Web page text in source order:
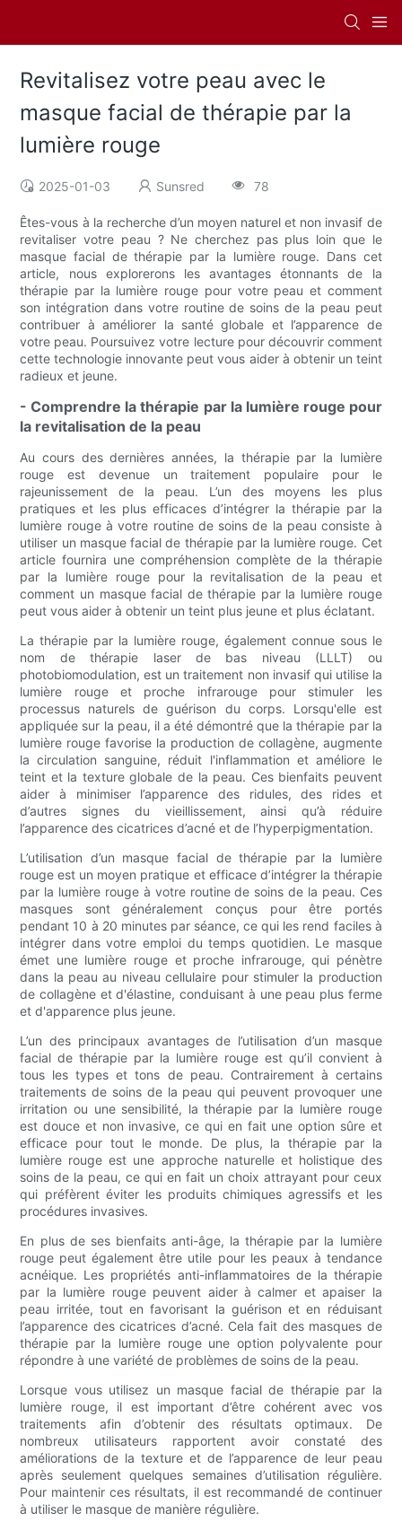
Revitalisez votre peau avec le
masque facial de thérapie par la
lumière rouge
2025-01-03 Sunsred 78
Êtes-vous à la recherche d’un moyen naturel et non invasif de
revitaliser votre peau ? Ne cherchez pas plus loin que le
masque facial de thérapie par la lumière rouge. Dans cet
article, nous explorerons les avantages étonnants de la
thérapie par la lumière rouge pour votre peau et comment
son intégration dans votre routine de soins de la peau peut
contribuer à améliorer la santé globale et l’apparence de
votre peau. Poursuivez votre lecture pour découvrir comment
cette technologie innovante peut vous aider à obtenir un teint
radieux et jeune.
- Comprendre la thérapie par la lumière rouge pour
la revitalisation de la peau
Au cours des dernières années, la thérapie par la lumière
rouge est devenue un traitement populaire pour le
rajeunissement de la peau. L’un des moyens les plus
pratiques et les plus efficaces d’intégrer la thérapie par la
lumière rouge à votre routine de soins de la peau consiste à
utiliser un masque facial de thérapie par la lumière rouge. Cet
article fournira une compréhension complète de la thérapie
par la lumière rouge pour la revitalisation de la peau et
comment un masque facial de thérapie par la lumière rouge
peut vous aider à obtenir un teint plus jeune et plus éclatant.
La thérapie par la lumière rouge, également connue sous le
nom de thérapie laser de bas niveau (LLLT) ou
photobiomodulation, est un traitement non invasif qui utilise la
lumière rouge et proche infrarouge pour stimuler les
processus naturels de guérison du corps. Lorsqu'elle est
appliquée sur la peau, il a été démontré que la thérapie par la
lumière rouge favorise la production de collagène, augmente
la circulation sanguine, réduit l'inflammation et améliore le
teint et la texture globale de la peau. Ces bienfaits peuvent
aider à minimiser l’apparence des ridules, des rides et
d’autres signes du vieillissement, ainsi qu’à réduire
l’apparence des cicatrices d’acné et de l’hyperpigmentation.
L’utilisation d’un masque facial de thérapie par la lumière
rouge est un moyen pratique et efficace d’intégrer la thérapie
par la lumière rouge à votre routine de soins de la peau. Ces
masques sont généralement conçus pour être portés
pendant 10 à 20 minutes par séance, ce qui les rend faciles à
intégrer dans votre emploi du temps quotidien. Le masque
émet une lumière rouge et proche infrarouge, qui pénètre
dans la peau au niveau cellulaire pour stimuler la production
de collagène et d'élastine, conduisant à une peau plus ferme
et d'apparence plus jeune.
L’un des principaux avantages de l’utilisation d’un masque
facial de thérapie par la lumière rouge est qu’il convient à
tous les types et tons de peau. Contrairement à certains
traitements de soins de la peau qui peuvent provoquer une
irritation ou une sensibilité, la thérapie par la lumière rouge
est douce et non invasive, ce qui en fait une option sûre et
efficace pour tout le monde. De plus, la thérapie par la
lumière rouge est une approche naturelle et holistique des
soins de la peau, ce qui en fait un choix attrayant pour ceux
qui préfèrent éviter les produits chimiques agressifs et les
procédures invasives.
En plus de ses bienfaits anti-âge, la thérapie par la lumière
rouge peut également être utile pour les peaux à tendance
acnéique. Les propriétés anti-inflammatoires de la thérapie
par la lumière rouge peuvent aider à calmer et apaiser la
peau irritée, tout en favorisant la guérison et en réduisant
l’apparence des cicatrices d’acné. Cela fait des masques de
thérapie par la lumière rouge une option polyvalente pour
répondre à une variété de problèmes de soins de la peau.
Lorsque vous utilisez un masque facial de thérapie par la
lumière rouge, il est important d’être cohérent avec vos
traitements afin d’obtenir des résultats optimaux. De
nombreux utilisateurs rapportent avoir constaté des
améliorations de la texture et de l’apparence de leur peau
après seulement quelques semaines d’utilisation régulière.
Pour maintenir ces résultats, il est recommandé de continuer
à utiliser le masque de manière régulière.